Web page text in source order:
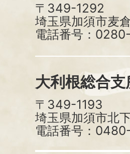
〒349-1292
埼玉県加須市麦
電話番号：
大利根総合支
〒349-1193
埼玉県加須市北
電話番号：0480-